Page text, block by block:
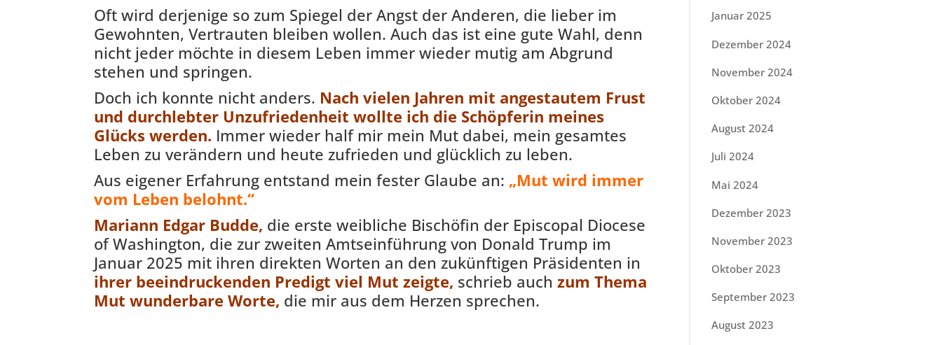
Oft wird derjenige so zum Spiegel der Angst der Anderen, die lieber im
Gewohnten, Vertrauten bleiben wollen. Auch das ist eine gute Wahl, denn
nicht jeder möchte in diesem Leben immer wieder mutig am Abgrund
stehen und springen.
Doch ich konnte nicht anders. Nach vielen Jahren mit angestautem Frust
und durchlebter Unzufriedenheit wollte ich die Schöpferin meines
Glücks werden. Immer wieder half mir mein Mut dabei, mein gesamtes
Leben zu verändern und heute zufrieden und glücklich zu leben.
Aus eigener Erfahrung entstand mein fester Glaube an: „Mut wird immer
vom Leben belohnt.“
Mariann Edgar Budde, die erste weibliche Bischöfin der Episcopal Diocese
of Washington, die zur zweiten Amtseinführung von Donald Trump im
Januar 2025 mit ihren direkten Worten an den zukünftigen Präsidenten in
ihrer beeindruckenden Predigt viel Mut zeigte, schrieb auchzum Thema
Mut wunderbare Worte, die mir aus dem Herzen sprechen.
Januar 2025
Dezember 2024
November 2024
Oktober 2024
August 2024
Juli 2024
Mai 2024
Dezember 2023
November 2023
Oktober 2023
September 2023
August 2023